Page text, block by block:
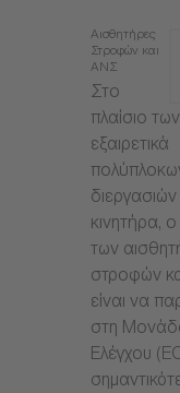
Αισθητήρες
Στροφών και
ΑΝΣ
Στο
πλαίσιο των
εξαιρετικά
κινητήρα,
των
στροφών
είναι να
στη
Ελέγχου